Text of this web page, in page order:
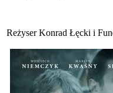
Reżyser Konrad Łęcki i